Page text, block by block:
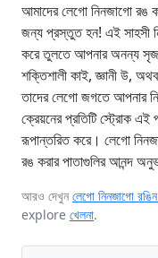
আমাদের লেগো নিনজাগো রঙ
জন্য প্রস্তুত হন! এই সাহসী
করে তুলতে আপনার অনন্য
শক্তিশালী কাই, জ্ঞানী উ,
তাদের লেগো জগতে আপনার
ক্রেয়নের প্রতিটি স্ট্রোক এই
রূপান্তরিত করে। লেগো
রঙ করার পাতাগুলির আনন্দ
আরও দেখুনলেগো নিনজাগো রঙিন
explore খেলনা.